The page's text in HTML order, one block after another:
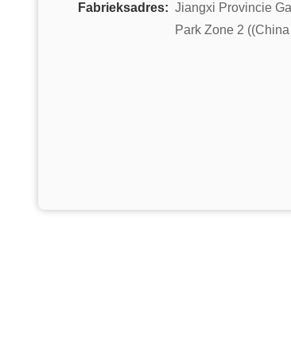
Fabrieksadres: Jiangxi Provincie
Park Zone 2